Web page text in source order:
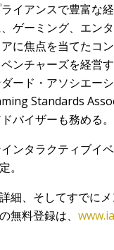
イアンスで豊富な
ゲーミング、エン
に焦点を当てたコ
ンチャーズを経営
ード・アソシエー
Standards
バイザーも務める。
ンタラクティブイ
。
細、そしてすでに
無料登録は、